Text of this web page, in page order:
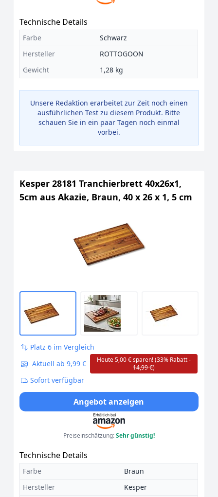
Technische Details
Farbe
Schwarz
Hersteller
ROTTOGOON
Gewicht
1,28 kg
Unsere Redaktion erarbeitet zur Zeit noch einen
ausführlichen Test zu diesem Produkt. Bitte
schauen Sie in ein paar Tagen noch einmal
vorbei.
Kesper 28181 Tranchierbrett 40x26x1,
5cm aus Akazie, Braun, 40 x 26 x 1, 5 cm
Platz 6 im Vergleich
Aktuell ab 9,99 €
Heute 5,00 € sparen! (33% Rabatt -
14,99 €)
Sofort verfügbar
Angebot anzeigen
Preiseinschätzung:Sehr günstig!
Technische Details
Farbe
Braun
Hersteller
Kesper